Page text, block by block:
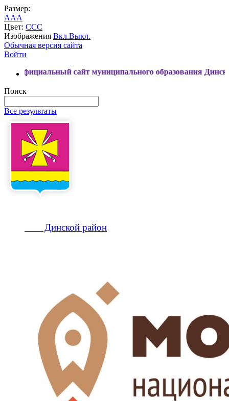
Размер:
AAA
Цвет: CCC
Изображения Вкл.Выкл.
Обычная версия сайта
Войти
сайт муниципального образования Динской район
Поиск
Все результаты
Динской район